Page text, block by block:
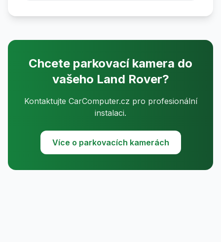
Chcete parkovací kamera do
vašeho Land Rover?
Kontaktujte CarComputer.cz pro profesionální
instalaci.
Více o parkovacích kamerách